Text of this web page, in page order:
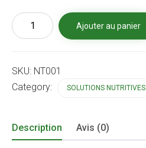
quantité
de
HYDRO
LITRE
Ajouter au panier
SKU: NT001
Category:
SOLUTIONS NUTRITIVES
Description Avis (0)